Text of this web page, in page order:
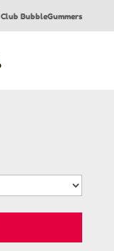
Club BubbleGummers